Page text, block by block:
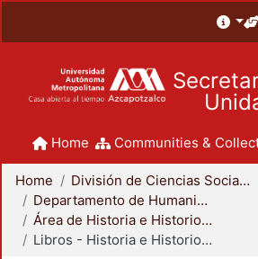
Home Communities &
Home
División de Ciencias Sociales y Humanidades
Departamento de Humanidades
Área de Historia e Historiografía
Libros - Historia e Historiografía